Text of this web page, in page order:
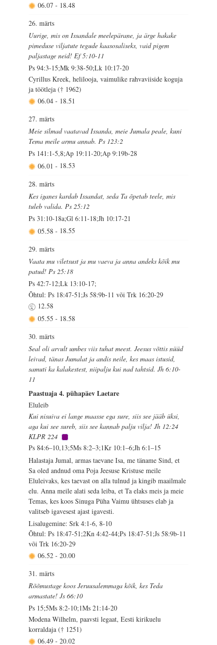
06.07 - 18.48
26. märts
Uurige, mis on Issandale meelepärane, ja ärge hakake
pimeduse viljatute tegude kaasosaliseks, vaid pigem
paljastage neid! Ef 5:10-11
Ps 94:3-15;Mk 9:38-50;Lk 10:17-20
Cyrillus Kreek, helilooja, vaimulike rahvaviiside koguja
ja töötleja († 1962)
06.04 - 18.51
27. märts
Meie silmad vaatavad Issanda, meie Jumala peale, kuni
Tema meile armu annab. Ps 123:2
Ps 141:1-5,8;Ap 19:11-20;Ap 9:19b-28
06.01 - 18.53
28. märts
Kes iganes kardab Issandat, seda Ta õpetab teele, mis
tuleb valida. Ps 25:12
Ps 31:10-18a;Gl 6:11-18;Jh 10:17-21
05.58 - 18.55
29. märts
Vaata mu viletsust ja mu vaeva ja anna andeks kõik mu
patud! Ps 25:18
Ps 42:7-12;Lk 13:10-17;
Õhtul: Ps 18:47-51;Js 58:9b-11 või Trk 16:20-29
12.58
05.55 - 18.58
30. märts
Seal oli arvult umbes viis tuhat meest. Jeesus võttis nüüd
leivad, tänas Jumalat ja andis neile, kes maas istusid,
samuti ka kalakestest, niipalju kui nad tahtsid. Jh 6:10-
11
Paastuaja 4. pühapäev Laetare
Eluleib
Kui nisuiva ei lange maasse ega sure, siis see jääb üksi,
aga kui see sureb, siis see kannab palju vilja! Jh 12:24
KLPR 224
Ps 84:6–10,13;5Ms 8:2–3;1Kr 10:1–6;Jh 6:1–15
Halastaja Jumal, armas taevane Isa, me täname Sind, et
Sa oled andnud oma Poja Jeesuse Kristuse meile
Eluleivaks, kes taevast on alla tulnud ja kingib maailmale
elu. Anna meile alati seda leiba, et Ta elaks meis ja meie
Temas, kes koos Sinuga Püha Vaimu ühtsuses elab ja
valitseb igavesest ajast igavesti.
Lisalugemine: Srk 4:1-6, 8-10
Õhtul: Ps 18:47-51;2Kn 4:42-44;Ps 18:47-51;Js 58:9b-11
või Trk 16:20-29
06.52 - 20.00
31. märts
Rõõmustage koos Jeruusalemmaga kõik, kes Teda
armastate! Js 66:10
Ps 15;5Ms 8:2-10;1Ms 21:14-20
Modena Wilhelm, paavsti legaat, Eesti kirikuelu
korraldaja († 1251)
06.49 - 20.02